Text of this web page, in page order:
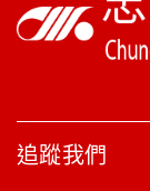
追蹤我們